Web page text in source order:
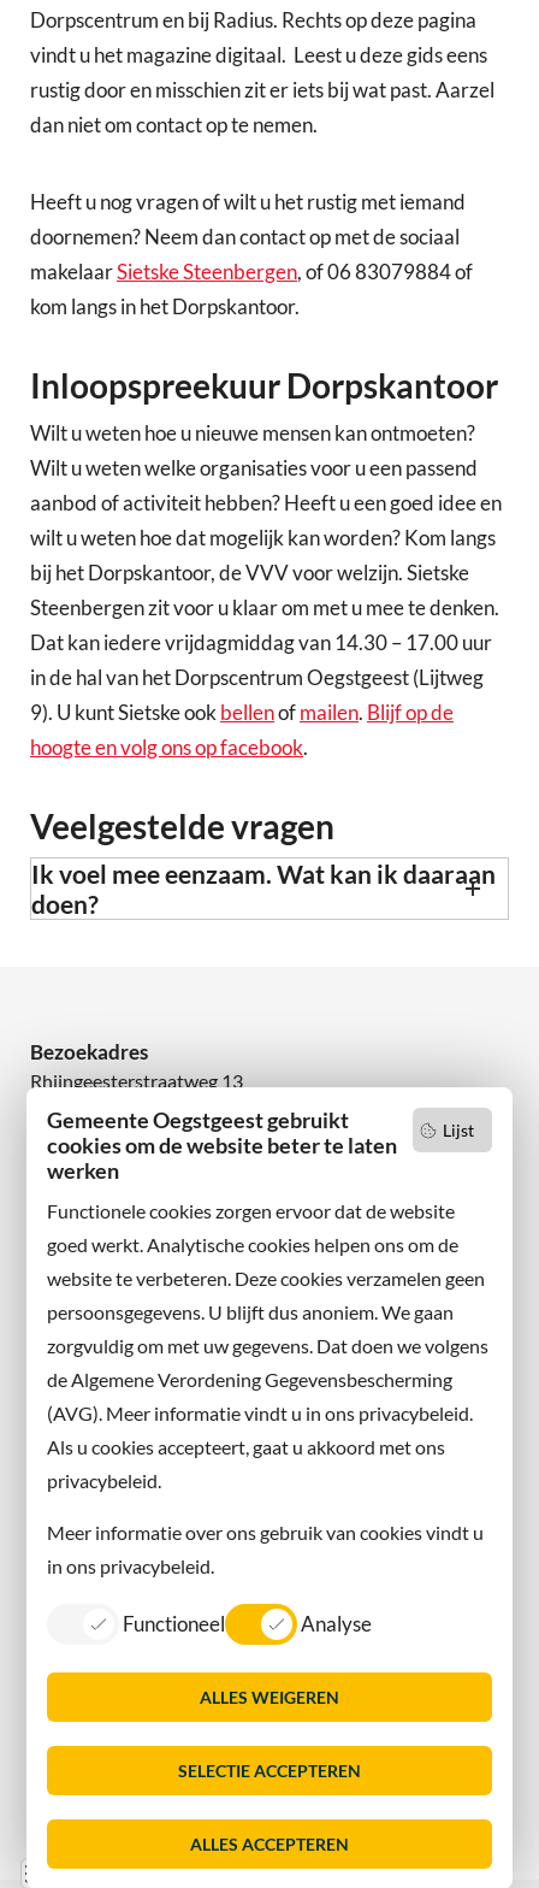
Lijst
Gemeente Oegstgeest gebruikt
cookies om de website beter te laten
werken
Functionele cookies zorgen ervoor dat de website
goed werkt. Analytische cookies helpen ons om de
website te verbeteren. Deze cookies verzamelen geen
persoonsgegevens. U blijft dus anoniem. We gaan
zorgvuldig om met uw gegevens. Dat doen we volgens
de Algemene Verordening Gegevensbescherming
(AVG). Meer informatie vindt u in ons privacybeleid.
Als u cookies accepteert, gaat u akkoord met ons
privacybeleid.
Meer informatie over ons gebruik van cookies vindt u
in ons privacybeleid.
Functioneel Analyse
ALLES WEIGEREN
SELECTIE ACCEPTEREN
ALLES ACCEPTEREN
LijstConsent
Dorpscentrum en bij Radius. Rechts op deze pagina
vindt u het magazine digitaal. Leest u deze gids eens
rustig door en misschien zit er iets bij wat past. Aarzel
dan niet om contact op te nemen.
Heeft u nog vragen of wilt u het rustig met iemand
doornemen? Neem dan contact op met de sociaal
makelaarSietske Steenbergen, of 06 83079884 of
kom langs in het Dorpskantoor.
Inloopspreekuur Dorpskantoor
Wilt u weten hoe u nieuwe mensen kan ontmoeten?
Wilt u weten welke organisaties voor u een passend
aanbod of activiteit hebben? Heeft u een goed idee en
wilt u weten hoe dat mogelijk kan worden? Kom langs
bij het Dorpskantoor, de VVV voor welzijn. Sietske
Steenbergen zit voor u klaar om met u mee te denken.
Dat kan iedere vrijdagmiddag van 14.30 – 17.00 uur
in de hal van het Dorpscentrum Oegstgeest (Lijtweg
9). U kunt Sietske ookbellenofmailen. Blijf op de
hoogte en volg ons op facebook.
Veelgestelde vragen
Ik voel mee eenzaam. Wat kan ik daaraan
doen?
Bezoekadres
Rhijngeesterstraatweg 13
2342 AN Oegstgeest
Wilt u niets missen?
en volg ons ook op sociale media.
Facebook
X
Instagram
Contact met de gemeente
Contact
Information in English
Sitemap
Toegankelijkheid
Servicenormen
Dorpsmarketing Oegstgeest